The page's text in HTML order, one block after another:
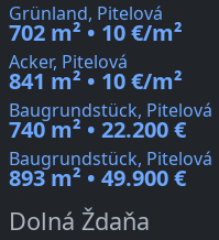
Grünland, Pitelová
702 m² • 10 €/m²
Acker, Pitelová
841 m² • 10 €/m²
Baugrundstück, Pitelová
740 m² • 22.200 €
Baugrundstück, Pitelová
893 m² • 49.900 €
Dolná Ždaňa